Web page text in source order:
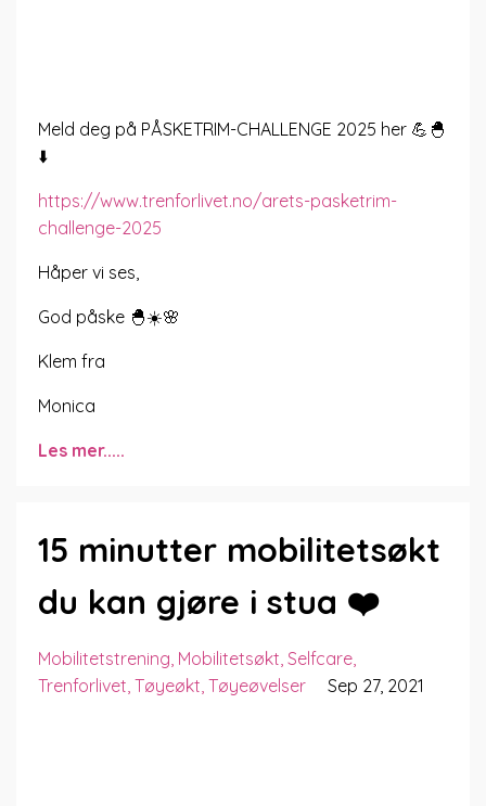
Meld deg på PÅSKETRIM-CHALLENGE 2025 her 💪🐣
⬇️
https://www.trenforlivet.no/arets-pasketrim-
challenge-2025
Håper vi ses,
God påske 🐣☀️🌸
Klem fra
Monica
Les mer.....
15 minutter mobilitetsøkt
du kan gjøre i stua ❤️
Mobilitetstrening Mobilitetsøkt Selfcare
Trenforlivet Tøyeøkt Tøyeøvelser Sep 27, 2021